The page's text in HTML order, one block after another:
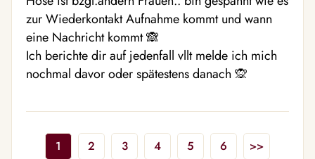
zur Wiederkontakt Aufnahme kommt und wann
eine Nachricht kommt 🙈
Ich berichte dir auf jedenfall vllt melde ich mich
nochmal davor oder spätestens danach 🙊
1 2 3 4 5 6 >>